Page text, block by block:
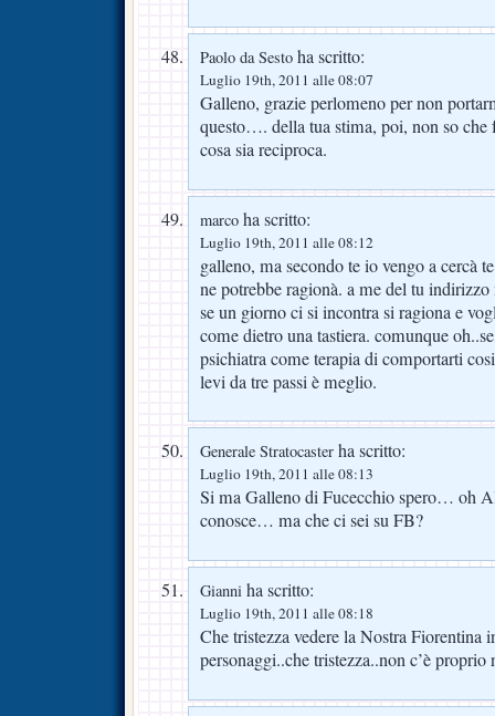
Paolo da Sesto ha scritto:
Luglio 19th, 2011 alle 08:07
Galleno, grazie perlomeno per non
questo…. della tua stima, poi, non so che
cosa sia reciproca.
marco ha scritto:
Luglio 19th, 2011 alle 08:12
galleno, ma secondo te io vengo a cercà
ne potrebbe ragionà. a me del tu
se un giorno ci si incontra si ragiona e
come dietro una tastiera. comunque
psichiatra come terapia di comportarti
levi da tre passi è meglio.
Generale Stratocaster ha scritto:
Luglio 19th, 2011 alle 08:13
Si ma Galleno di Fucecchio spero… oh
conosce… ma che ci sei su FB?
Gianni ha scritto:
Luglio 19th, 2011 alle 08:18
Che tristezza vedere la Nostra Fiorentina
personaggi..che tristezza..non c’è proprio